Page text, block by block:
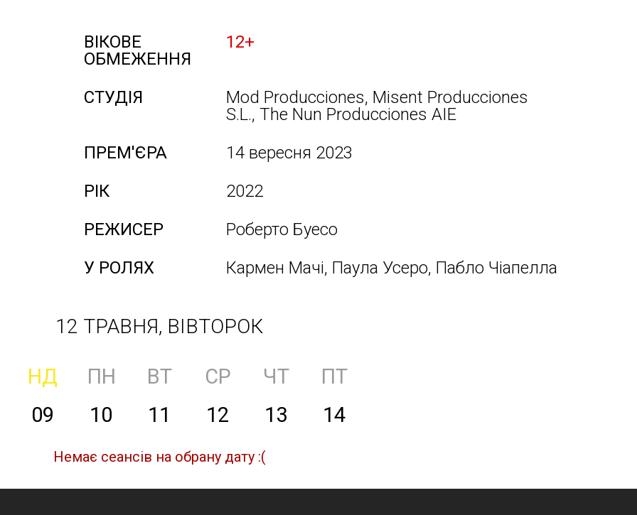
ВІКОВЕ
ОБМЕЖЕННЯ
12+
СТУДІЯ
Mod Producciones, Misent Producciones
S.L., The Nun Producciones AIE
ПРЕМ'ЄРА
14 вересня 2023
РІК
2022
РЕЖИСЕР
Роберто Буесо
У РОЛЯХ
Кармен Мачі, Паула Усеро, Пабло Чіапелла
12 ТРАВНЯ, ВІВТОРОК
НД ПН ВТ СР ЧТ
ПТ
09 10 11 12 13 14
Немає сеансів на обрану дату :(